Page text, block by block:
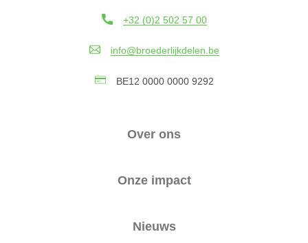
+32 (0)2 502 57 00
info@broederlijkdelen.be
BE12 0000 0000 9292
Over ons
Onze impact
Nieuws